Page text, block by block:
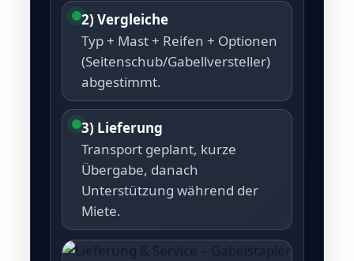
2) Vergleiche
Typ + Mast + Reifen + Optionen
(Seitenschub/Gabellversteller)
abgestimmt.
3) Lieferung
Transport geplant, kurze
Übergabe, danach
Unterstützung während der
Miete.